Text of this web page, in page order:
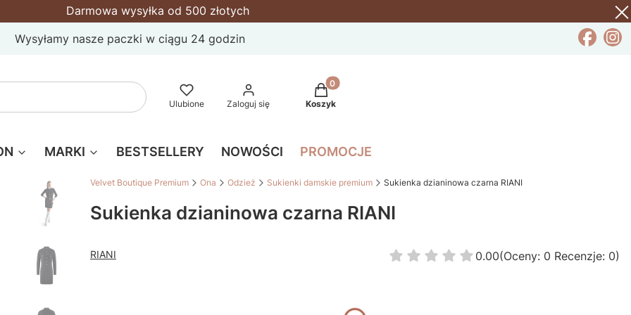
Darmowa wysyłka od 500 złotych
Wysyłamy nasze paczki w ciągu 24 godzin
Szukaj Ulubione Zaloguj się
Produkty w koszyku: 0. Zobacz szczegóły
Koszyk
MARKI BESTSELLERY NOWOŚCI PROMOCJE
Velvet Boutique Premium Ona Odzież Sukienki damskie premium Sukienka dzianinowa czarna RIANI
Sukienka dzianinowa czarna RIANI
RIANI 0.00(Oceny: 0 Recenzje: 0)
Przejdź do sekcji Opinie